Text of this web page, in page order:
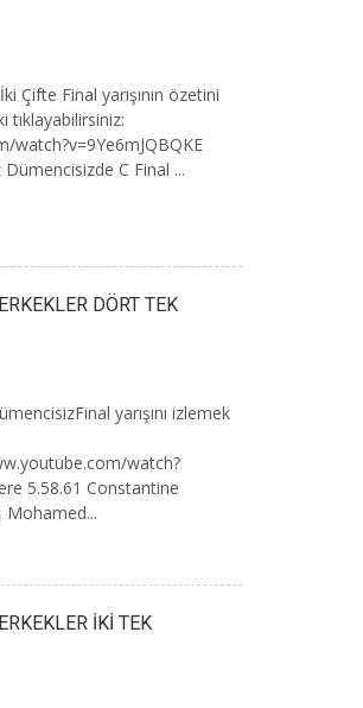
Çifte Final yarışının özetini
tıklayabilirsiniz:
C Final ...
DÖRT TEK
yarışını izlemek
watch?
5.58.61 Constantine
Mohamed...
İKİ TEK